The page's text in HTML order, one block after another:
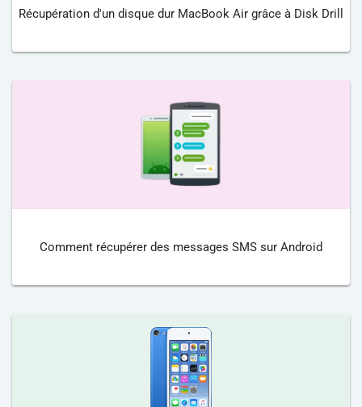
Récupération d'un disque dur MacBook Air grâce à Disk Drill
Comment récupérer des messages SMS sur Android